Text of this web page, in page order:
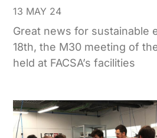
13 MAY 24
Great news for sustainable
18th, the M30 meeting of
held at FACSA’s facilities